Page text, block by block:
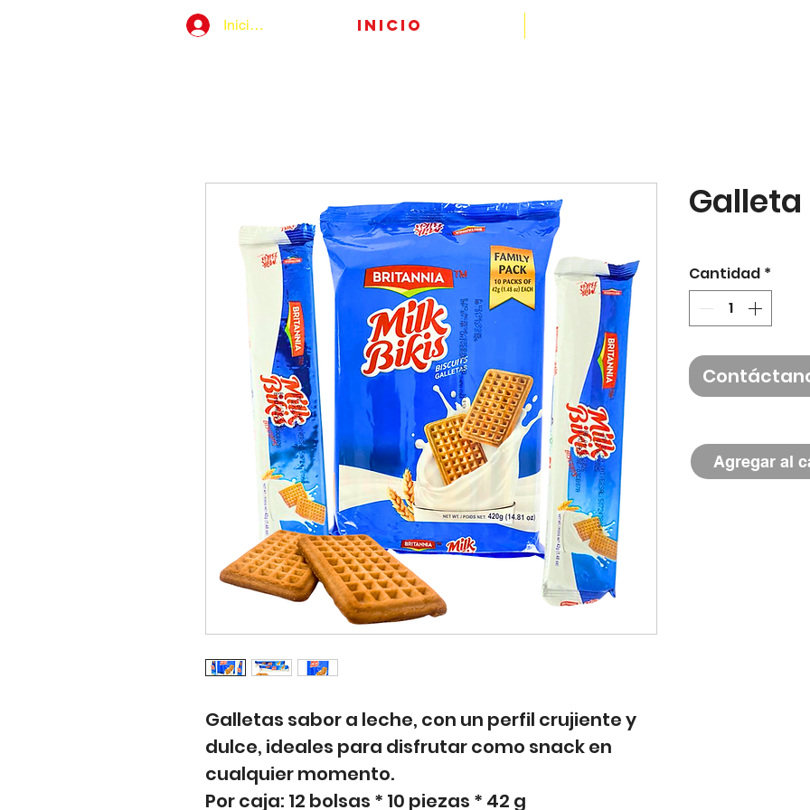
Iniciar sesión Inicio
Galletas sabor a leche, con un perfil crujiente y
dulce, ideales para disfrutar como snack en
cualquier momento.
Por caja: 12 bolsas * 10 piezas * 42 g
Galleta
Cantidad *
Agregar al